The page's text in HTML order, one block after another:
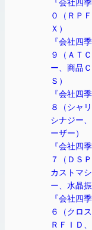
０（ＲＰ
Ｘ）
『会社四
９（ＡＴ
ー、商品
Ｓ）
『会社四
８（シャ
シナジー
ーザー）
『会社四
７（ＤＳ
カストマ
ー、水晶振
『会社四
６（クロ
ＲＦＩＤ